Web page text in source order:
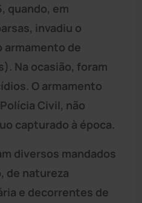
quando, em
invadiu o
de
Na ocasião, foram
O armamento
Civil, não
capturado à época.
diversos mandados
de natureza
e decorrentes de